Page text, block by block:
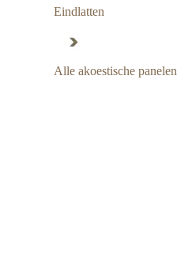
Eindlatten
Alle akoestische panelen